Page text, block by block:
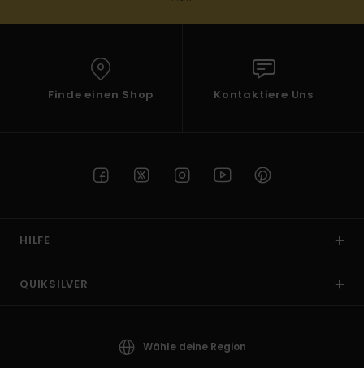
Finde einen Shop Kontaktiere Uns
HILFE
QUIKSILVER
Wähle deine Region